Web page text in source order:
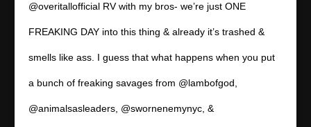
@overitallofficial RV with my bros- we’re just ONE
FREAKING DAY into this thing & already it’s trashed &
smells like ass. I guess that what happens when you put
a bunch of freaking savages from @lambofgod,
@animalsasleaders, @swornenemynyc, &